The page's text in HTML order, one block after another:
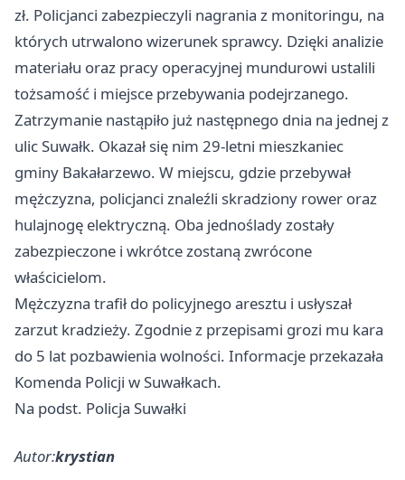
zł. Policjanci zabezpieczyli nagrania z monitoringu, na
których utrwalono wizerunek sprawcy. Dzięki analizie
materiału oraz pracy operacyjnej mundurowi ustalili
tożsamość i miejsce przebywania podejrzanego.
Zatrzymanie nastąpiło już następnego dnia na jednej z
ulic Suwałk. Okazał się nim 29-letni mieszkaniec
gminy Bakałarzewo. W miejscu, gdzie przebywał
mężczyzna, policjanci znaleźli skradziony rower oraz
hulajnogę elektryczną. Oba jednoślady zostały
zabezpieczone i wkrótce zostaną zwrócone
właścicielom.
Mężczyzna trafił do policyjnego aresztu i usłyszał
zarzut kradzieży. Zgodnie z przepisami grozi mu kara
do 5 lat pozbawienia wolności. Informacje przekazała
Komenda Policji w Suwałkach.
Na podst. Policja Suwałki
Autor:krystian